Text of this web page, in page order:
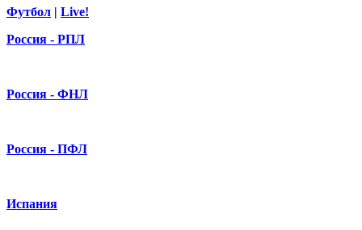
Футбол | Live!
Россия - РПЛ
Россия - ФНЛ
Россия - ПФЛ
Испания